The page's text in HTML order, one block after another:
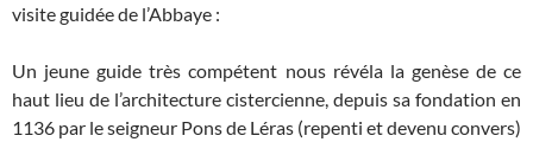
visite guidée de l’Abbaye :
Un jeune guide très compétent nous révéla la genèse de ce
haut lieu de l’architecture cistercienne, depuis sa fondation en
1136 par le seigneur Pons de Léras (repenti et devenu convers)